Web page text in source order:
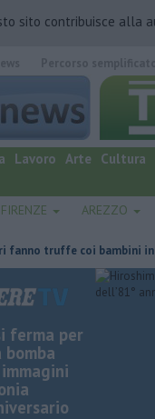
sito contribuisce alla
Lavoro Arte Cultura
FIRENZE AREZZO
truffe coi bambini in auto
ferma per